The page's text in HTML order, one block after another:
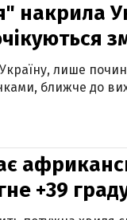
накрила
лише
ближче до
+39